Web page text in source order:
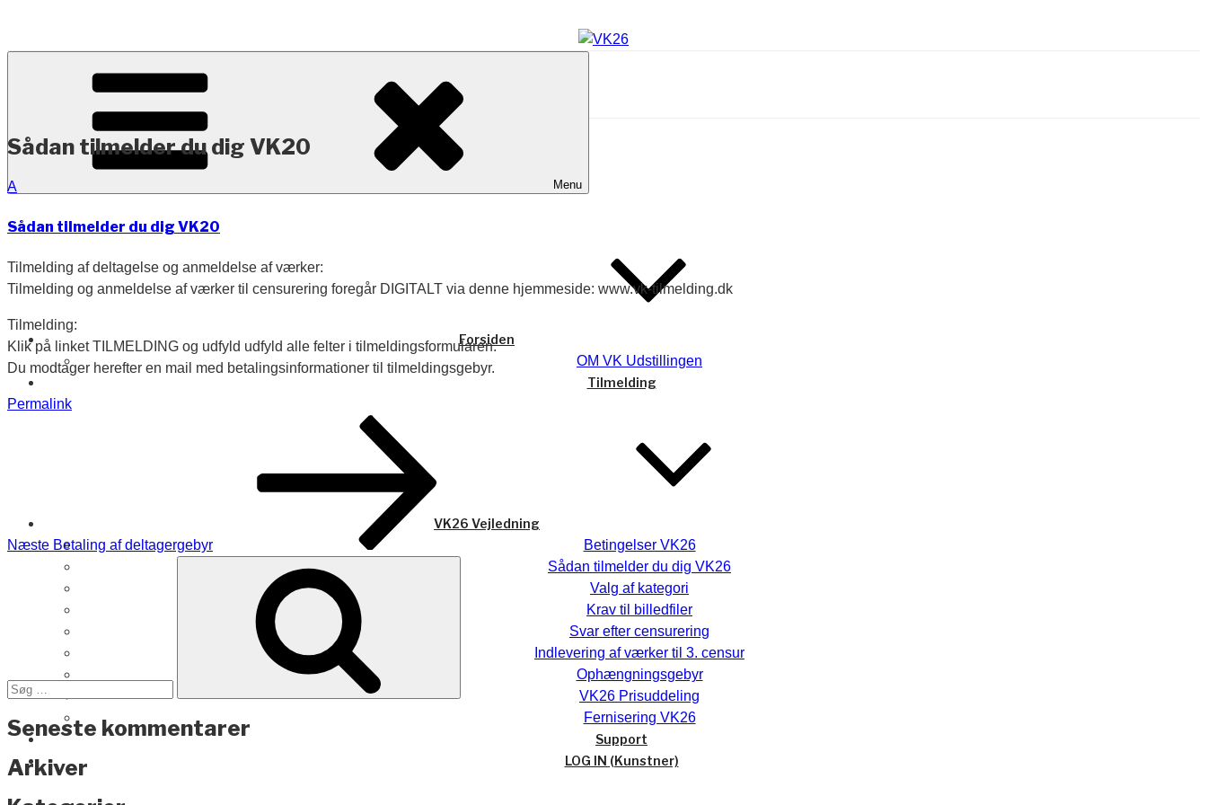
VK26
Holbæk Kunstforening
Menu
Forsiden
OM VK Udstillingen
Tilmelding
VK26 Vejledning
Betingelser VK26
Sådan tilmelder du dig VK26
Valg af kategori
Krav til billedfiler
Svar efter censurering
Indlevering af værker til 3. censur
Ophængningsgebyr
VK26 Prisuddeling
Fernisering VK26
Support
LOG IN (Kunstner)
Sådan tilmelder du dig VK20
A
Sådan tilmelder du dig VK20
Tilmelding af deltagelse og anmeldelse af værker:
Tilmelding og anmeldelse af værker til censurering foregår DIGITALT via denne hjemmeside: www.vk-tilmelding.dk
Tilmelding:
Klik på linket TILMELDING og udfyld udfyld alle felter i tilmeldingsformularen.
Du modtager herefter en mail med betalingsinformationer til tilmeldingsgebyr.
Permalink
Næste Betaling af deltagergebyr
Seneste kommentarer
Arkiver